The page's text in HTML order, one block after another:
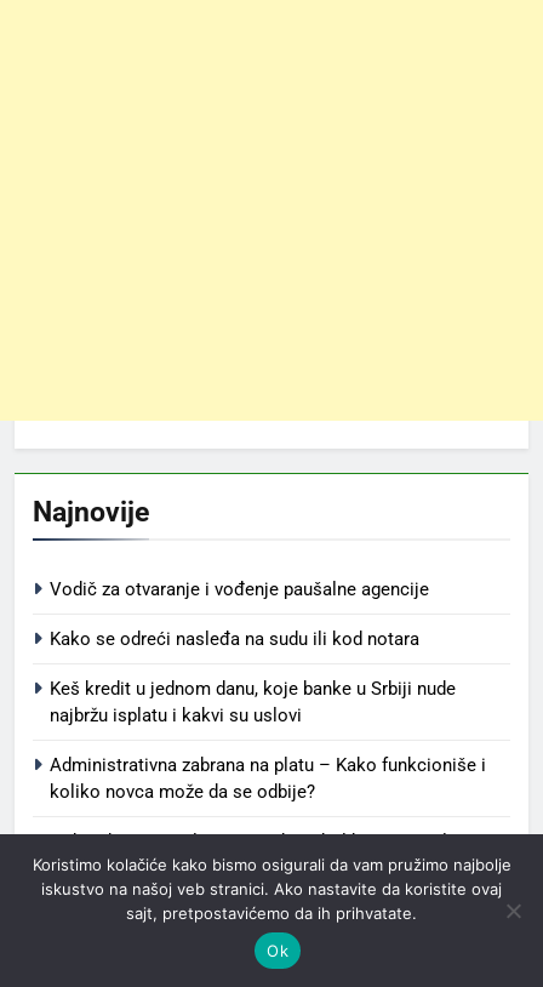
Najnovije
Vodič za otvaranje i vođenje paušalne agencije
Kako se odreći nasleđa na sudu ili kod notara
Keš kredit u jednom danu, koje banke u Srbiji nude
najbržu isplatu i kakvi su uslovi
Administrativna zabrana na platu – Kako funkcioniše i
koliko novca može da se odbije?
Naknada za upravljanje zgradom: koliko stanar plaća
mesečno i od čega zavisi iznos
Katastar nepokretnosti – Kako funkcioniše i kako
Koristimo kolačiće kako bismo osigurali da vam pružimo najbolje
iskustvo na našoj veb stranici. Ako nastavite da koristite ovaj
sajt, pretpostavićemo da ih prihvatate.
Ok